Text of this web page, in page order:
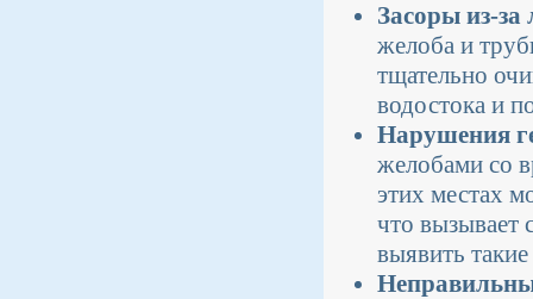
Засоры из-за
желоба и
тщательно
водостока и
Нарушения
желобами со
этих местах
что вызывает
выявить